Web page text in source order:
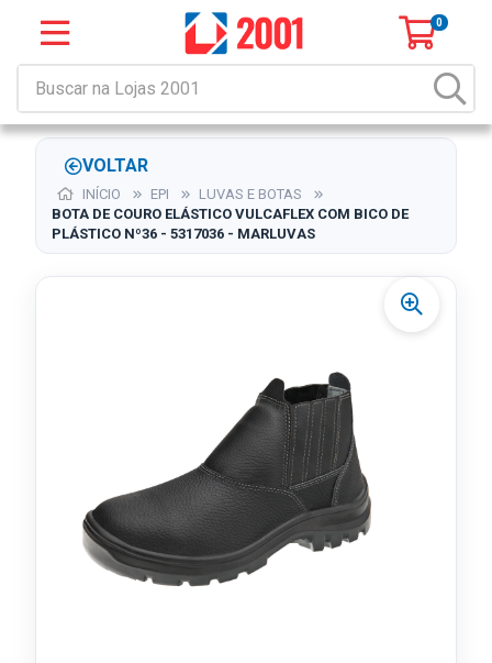
0
VOLTAR
INÍCIO EPI
LUVAS E BOTAS
BOTA DE COURO ELÁSTICO VULCAFLEX COM BICO DE
PLÁSTICO Nº36 - 5317036 - MARLUVAS